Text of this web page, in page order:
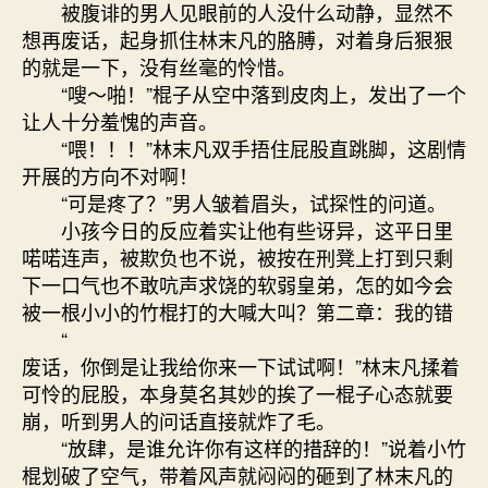
被腹诽的男人见眼前的人没什么动静，显然不
想再废话，起身抓住林末凡的胳膊，对着身后狠狠
的就是一下，没有丝毫的怜惜。
“嗖～啪！”棍子从空中落到皮肉上，发出了一个
让人十分羞愧的声音。
“喂！！！”林末凡双手捂住屁股直跳脚，这剧情
开展的方向不对啊！
“可是疼了？”男人皱着眉头，试探性的问道。
小孩今日的反应着实让他有些讶异，这平日里
喏喏连声，被欺负也不说，被按在刑凳上打到只剩
下一口气也不敢吭声求饶的软弱皇弟，怎的如今会
被一根小小的竹棍打的大喊大叫？第二章：我的错
“
废话，你倒是让我给你来一下试试啊！”林末凡揉着
可怜的屁股，本身莫名其妙的挨了一棍子心态就要
崩，听到男人的问话直接就炸了毛。
“放肆，是谁允许你有这样的措辞的！”说着小竹
棍划破了空气，带着风声就闷闷的砸到了林末凡的